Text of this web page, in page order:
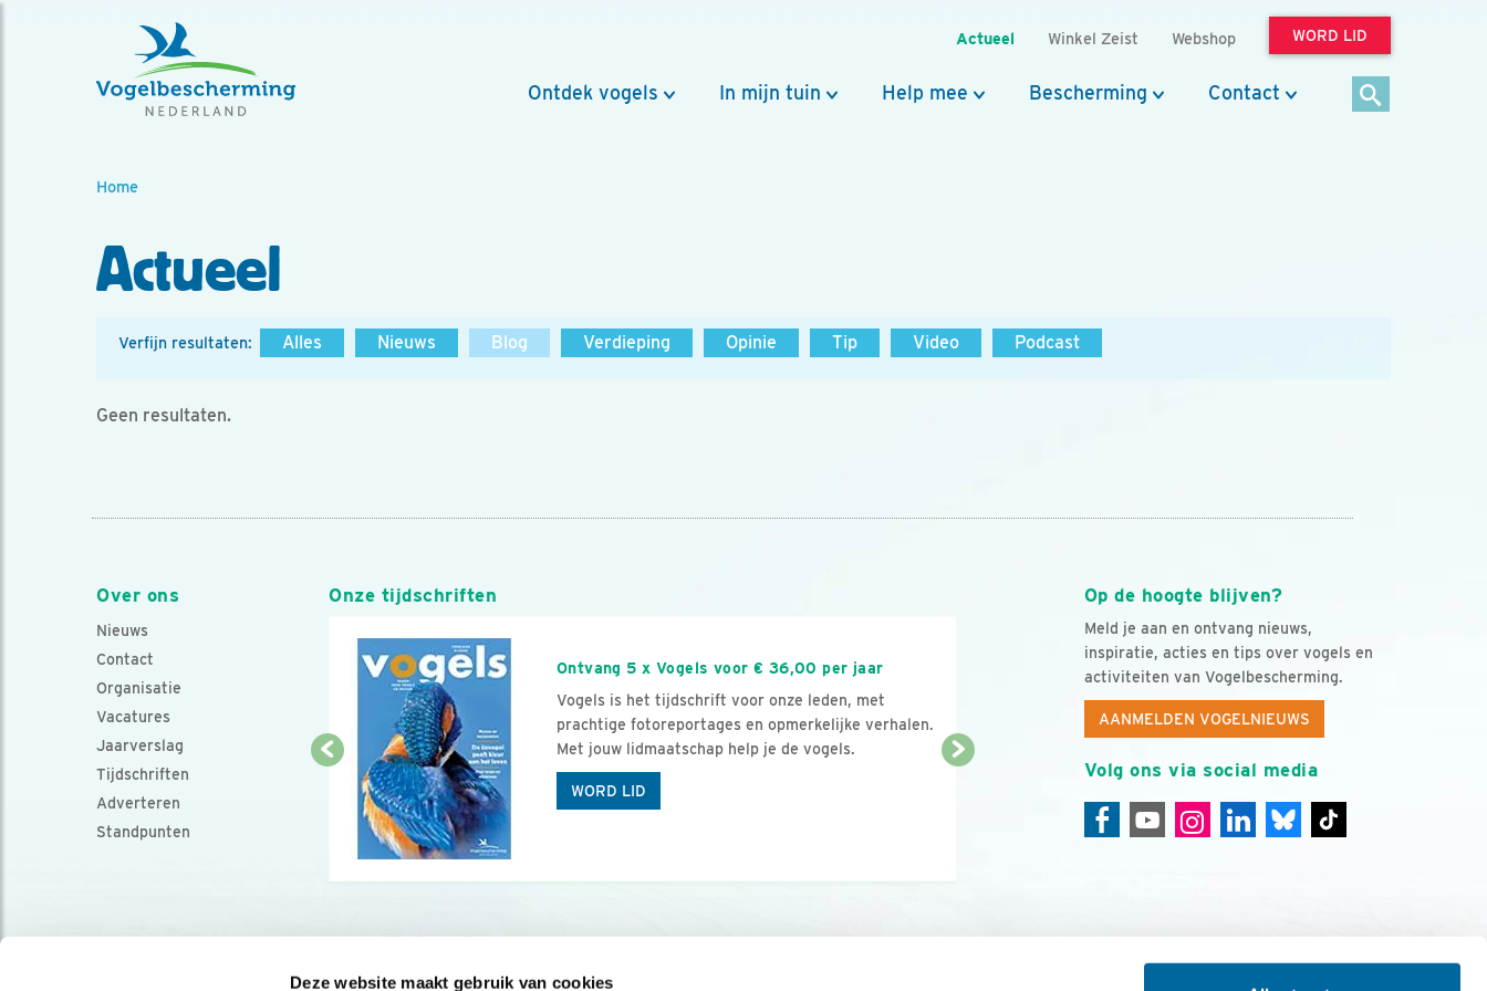
Deze website maakt gebruik van cookies
Actueel Winkel Zeist Webshop WORD LID
Ontdek vogels In mijn tuin Help mee Bescherming Contact
Home
Actueel
Verfijn resultaten: Alles Nieuws Blog Verdieping Opinie Tip Video Podcast
Geen resultaten.
Over ons
Nieuws
Contact
Organisatie
Vacatures
Jaarverslag
Tijdschriften
Adverteren
Standpunten
Op de hoogte blijven?
Meld je aan en ontvang nieuws,
inspiratie, acties en tips over vogels en
activiteiten van Vogelbescherming.
AANMELDEN VOGELNIEUWS
Volg ons via social media
Onze tijdschriften
Ontvang 5 x Vogels voor € 36,00 per jaar
Vogels is het tijdschrift voor onze leden, met
prachtige fotoreportages en opmerkelijke verhalen.
Met jouw lidmaatschap help je de vogels.
WORD LID